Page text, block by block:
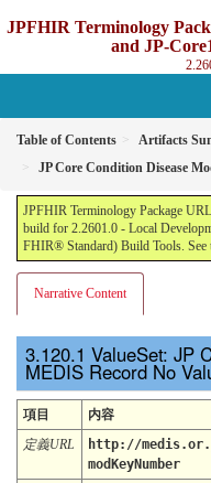
JPFHIR Terminology
and JP-
Table of Contents
Artifacts
JP Core Condition Disease
JPFHIR Terminology Package
build for 2.2601.0 - Local
FHIR® Standard) Build Tools. See
Narrative Content
ValueSet: JP
MEDIS Record No
項目
内容
定義URL
http://
modKeyNumber